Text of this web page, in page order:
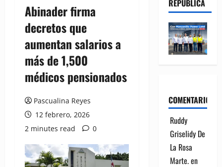
Abinader firma
decretos que
aumentan salarios a
más de 1,500
médicos pensionados
Pascualina Reyes
12 febrero, 2026
2 minutes read
0
REPÚBLICA
COMENTARIOS
Ruddy
Griselidy De
La Rosa
Marte.en